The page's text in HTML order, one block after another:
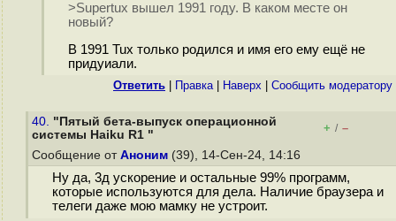
>Supertux вышел 1991 году. В каком месте он
новый?
В 1991 Tux только родился и имя его ему ещё не
придуиали.
Ответить Правка| Наверх Cообщить модератору
40. "Пятый бета-выпуск операционной
системы Haiku R1 "
+ / –
Сообщение от Аноним (39), 14-Сен-24, 14:16
Ну да, 3д ускорение и остальные 99% программ,
которые используются для дела. Наличие браузера и
телеги даже мою мамку не устроит.